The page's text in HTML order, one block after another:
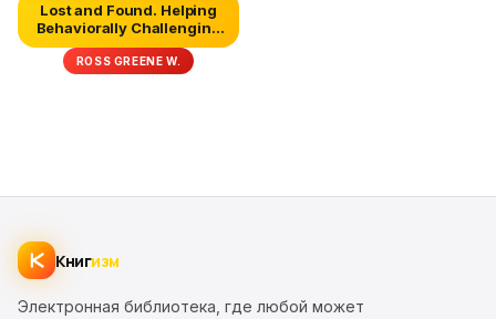
Lost and Found. Helping
Behaviorally Challenging
S...
ROSS GREENE W.
Книгизм
Электронная библиотека, где любой может